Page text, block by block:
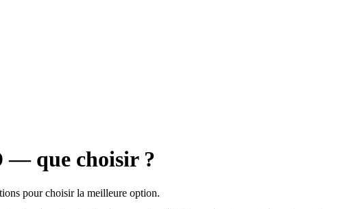
— que choisir ?
pour choisir la meilleure option.